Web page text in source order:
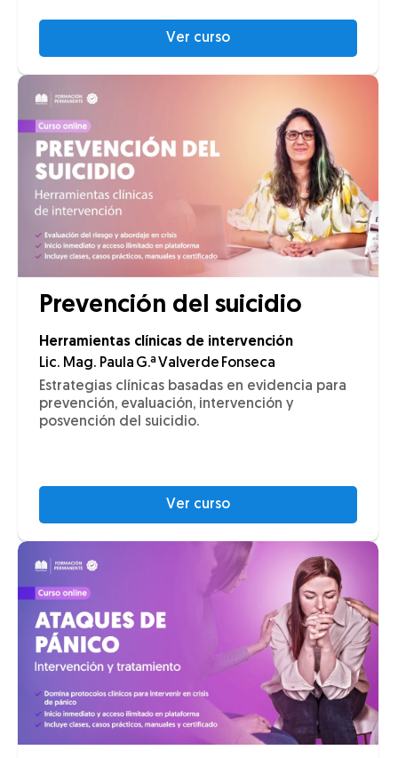
Ver curso
Prevención del suicidio
Herramientas clínicas de intervención
Lic. Mag. Paula G.ª Valverde Fonseca
Estrategias clínicas basadas en evidencia para
prevención, evaluación, intervención y
posvención del suicidio.
Ver curso